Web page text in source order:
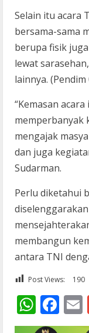
Selain itu acara
bersama-sama
berupa fisik
lewat
lainnya. (Pendim
“Kemasan
memperbanyak
mengajak
dan juga
Sudarman.
Perlu diketahui
membangun
antara TNI
Post Views: 190